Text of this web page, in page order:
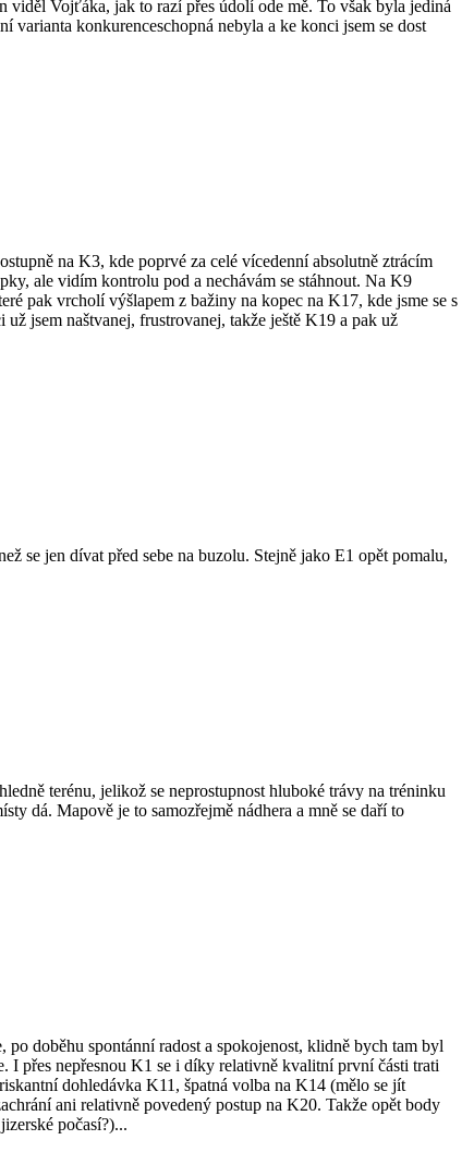
viděl Vojťáka, jak to razí přes údolí ode mě. To však byla jediná
konkurenceschopná nebyla a ke konci jsem se dost
na K3, kde poprvé za celé vícedenní absolutně ztrácím
ale vidím kontrolu pod a nechávám se stáhnout. Na K9
pak vrcholí výšlapem z bažiny na kopec na K17, kde jsme se s
jsem naštvanej, frustrovanej, takže ještě K19 a pak už
se jen dívat před sebe na buzolu. Stejně jako E1 opět pomalu,
terénu, jelikož se neprostupnost hluboké trávy na tréninku
dá. Mapově je to samozřejmě nádhera a mně se daří to
doběhu spontánní radost a spokojenost, klidně bych tam byl
I přes nepřesnou K1 se i díky relativně kvalitní první části trati
dohledávka K11, špatná volba na K14 (mělo se jít
ani relativně povedený postup na K20. Takže opět body
počasí?)...